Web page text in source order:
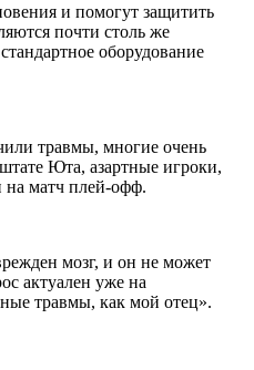
и помогут защитить
почти столь же
оборудование
травмы, многие очень
Юта, азартные игроки,
на матч плей-офф.
мозг, и он не может
актуален уже на
травмы, как мой отец».